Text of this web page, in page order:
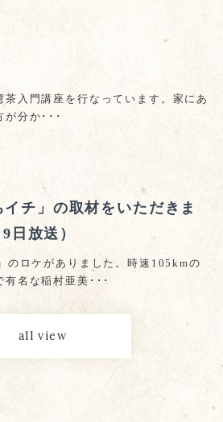
茶入門講座を行なっています。家にあ
が分か･･･
チ」の取材をいただきま
日放送）
のロケがありました。時速105kmの
有名な稲村亜美･･･
all view